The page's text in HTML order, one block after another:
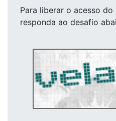
Para liberar o acesso do
responda ao desafio